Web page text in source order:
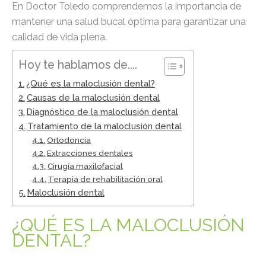
En Doctor Toledo comprendemos la importancia de
mantener una salud bucal óptima para garantizar una
calidad de vida plena.
Hoy te hablamos de....
¿Qué es la maloclusión dental?
Causas de la maloclusión dental
Diagnóstico de la maloclusión dental
Tratamiento de la maloclusión dental
Ortodoncia
Extracciones dentales
Cirugía maxilofacial
Terapia de rehabilitación oral
Maloclusión dental
¿QUÉ ES LA MALOCLUSIÓN
DENTAL?